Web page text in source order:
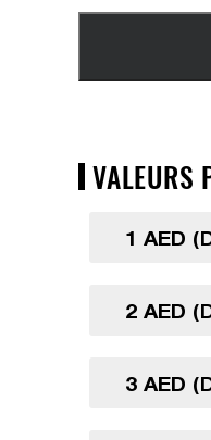
VALEURS
1 AED
2 AED
3 AED